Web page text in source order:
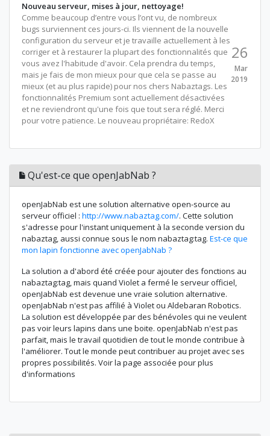
Nouveau serveur, mises à jour, nettoyage!
Comme beaucoup d’entre vous l’ont vu, de nombreux
bugs surviennent ces jours-ci. Ils viennent de la nouvelle
configuration du serveur et je travaille actuellement à les
corriger et à restaurer la plupart des fonctionnalités que
vous avez l'habitude d'avoir. Cela prendra du temps,
mais je fais de mon mieux pour que cela se passe au
mieux (et au plus rapide) pour nos chers Nabaztags. Les
fonctionnalités Premium sont actuellement désactivées
et ne reviendront qu'une fois que tout sera réglé. Merci
pour votre patience. Le nouveau propriétaire: RedoX
26
Mar
2019
Qu'est-ce que openJabNab ?
openJabNab est une solution alternative open-source au
serveur officiel : http://www.nabaztag.com/. Cette solution
s'adresse pour l'instant uniquement à la seconde version du
nabaztag, aussi connue sous le nom nabaztag:tag. Est-ce que
mon lapin fonctionne avec openJabNab ?
La solution a d'abord été créée pour ajouter des fonctions au
nabaztag:tag, mais quand Violet a fermé le serveur officiel,
openJabNab est devenue une vraie solution alternative.
openJabNab n'est pas affilié à Violet ou Aldebaran Robotics.
La solution est développée par des bénévoles qui ne veulent
pas voir leurs lapins dans une boite. openJabNab n'est pas
parfait, mais le travail quotidien de tout le monde contribue à
l'améliorer. Tout le monde peut contribuer au projet avec ses
propres possibilités. Voir la page associée pour plus
d'informations